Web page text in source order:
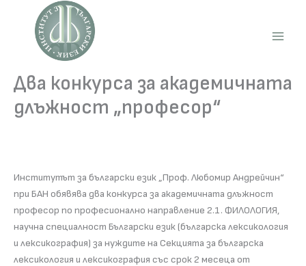
content
Два конкурса за академичната
длъжност „професор“
Институтът за български език „Проф. Любомир Андрейчин“
при БАН обявява два конкурса за академичната длъжност
професор по професионално направление 2.1. ФИЛОЛОГИЯ,
научна специалност Български език (българска лексикология
и лексикография) за нуждите на Секцията за българска
лексикология и лексикография със срок 2 месеца от